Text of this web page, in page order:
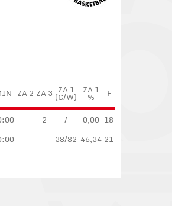
ZA 2 ZA 3 ZA 1
(C/W)
ZA 1
% F
2 / 0,00 18
38/82 46,34 21